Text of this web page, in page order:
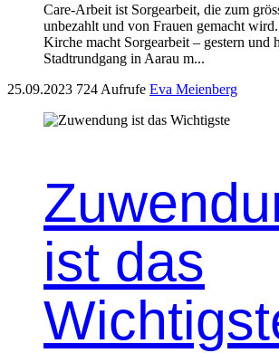
Care-Arbeit ist Sorgear­beit, die zum
unbezahlt und von Frauen gemacht
Kirche macht Sorgear­beit – gestern und
Stadtrundgang in Aarau m...
25.09.2023 724 Aufrufe Eva Meienberg
ist das